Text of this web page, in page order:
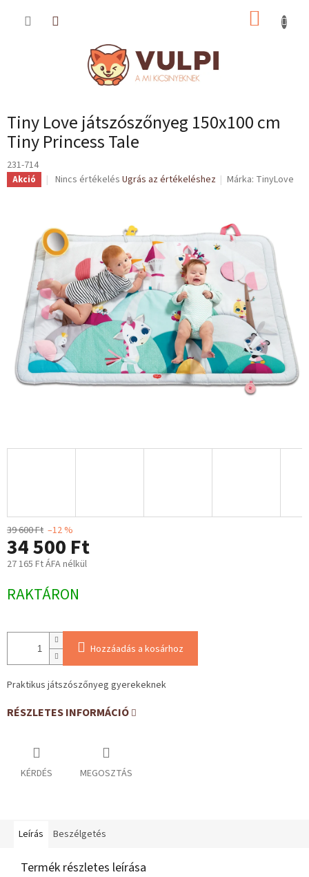
KOSÁR
Tiny Love játszószőnyeg 150x100 cm
Tiny Princess Tale
231-714
Akció
A
5-
ből
0,0
csillag.
Nincs értékelés Ugrás az értékeléshez Márka: TinyLove
39 600 Ft –12 %
34 500 Ft
27 165 Ft ÁFA nélkül
Egységár:
RAKTÁRON
Hozzáadás a kosárhoz
Praktikus játszószőnyeg gyerekeknek
RÉSZLETES INFORMÁCIÓ
KÉRDÉS MEGOSZTÁS
Leírás Beszélgetés
Termék részletes leírása